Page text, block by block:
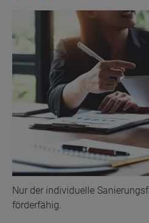
Nur der individuelle
förderfähig.